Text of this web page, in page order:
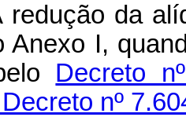
redução da
Anexo I,
Decreto
nº